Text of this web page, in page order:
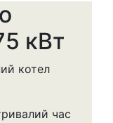
кВт
котел
час